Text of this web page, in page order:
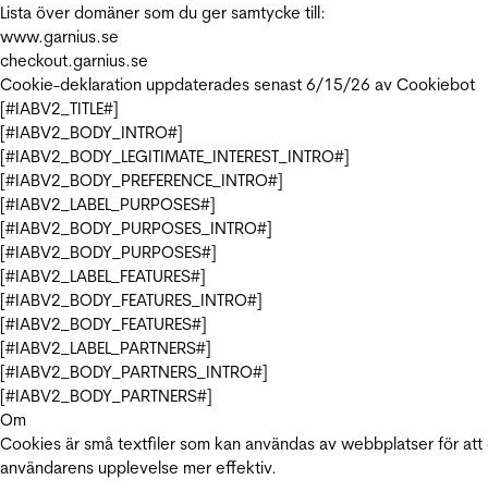
Lista över domäner som du ger samtycke till:
www.garnius.se
checkout.garnius.se
Cookie-deklaration uppdaterades senast 6/15/26 av Cookiebot
[#IABV2_TITLE#]
[#IABV2_BODY_INTRO#]
[#IABV2_BODY_LEGITIMATE_INTEREST_INTRO#]
[#IABV2_BODY_PREFERENCE_INTRO#]
[#IABV2_LABEL_PURPOSES#]
[#IABV2_BODY_PURPOSES_INTRO#]
[#IABV2_BODY_PURPOSES#]
[#IABV2_LABEL_FEATURES#]
[#IABV2_BODY_FEATURES_INTRO#]
[#IABV2_BODY_FEATURES#]
[#IABV2_LABEL_PARTNERS#]
[#IABV2_BODY_PARTNERS_INTRO#]
[#IABV2_BODY_PARTNERS#]
Om
Cookies är små textfiler som kan användas av webbplatser för att
användarens upplevelse mer effektiv.